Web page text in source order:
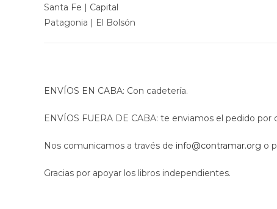
Santa Fe | Capital
Patagonia | El Bolsón
ENVÍOS EN CABA: Con cadetería.
ENVÍOS FUERA DE CABA: te enviamos el pedido por
Nos comunicamos a través de info@contramar.org o
Gracias por apoyar los libros independientes.